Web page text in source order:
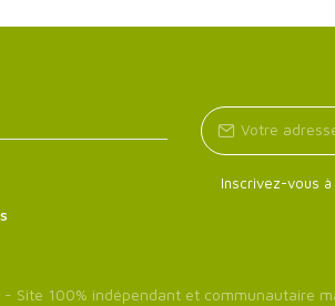
Inscrivez-vous
Site 100% indépendant et communautaire